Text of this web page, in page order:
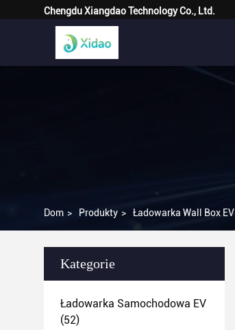
Chengdu Xiangdao Technology Co., Ltd.
Dom > Produkty > Ładowarka Wall Box EV
Kategorie
Ładowarka Samochodowa EV
(52)